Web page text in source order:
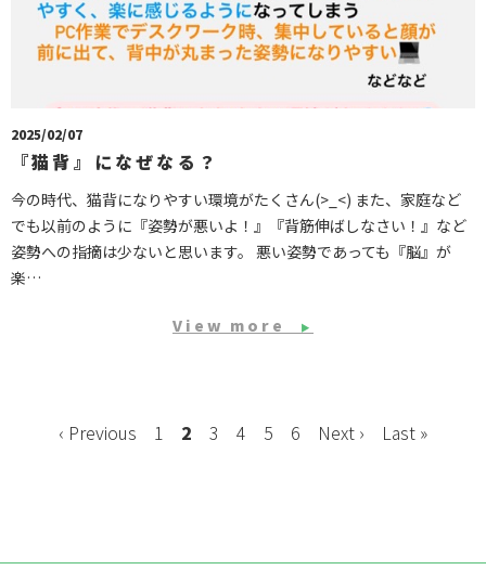
2025/02/07
『猫背』になぜなる？
今の時代、猫背になりやすい環境がたくさん(>_<) また、家庭など
でも以前のように『姿勢が悪いよ！』『背筋伸ばしなさい！』など
姿勢への指摘は少ないと思います。 悪い姿勢であっても『脳』が
楽…
View more ▶
‹ Previous 1 2 3 4 5 6 Next › Last »